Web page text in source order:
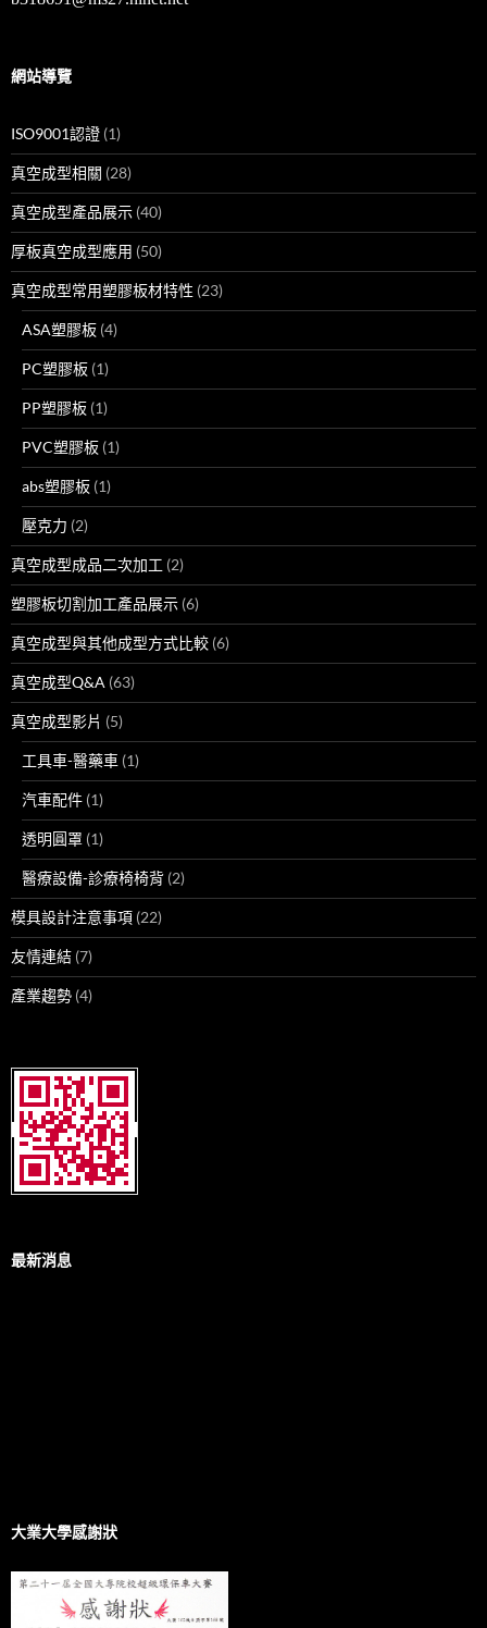
網站導覽
ISO9001認證 (1)
真空成型相關 (28)
真空成型產品展示 (40)
厚板真空成型應用 (50)
真空成型常用塑膠板材特性 (23)
ASA塑膠板 (4)
PC塑膠板 (1)
PP塑膠板 (1)
PVC塑膠板 (1)
abs塑膠板 (1)
壓克力 (2)
真空成型成品二次加工 (2)
塑膠板切割加工產品展示 (6)
真空成型與其他成型方式比較 (6)
真空成型Q&A (63)
真空成型影片 (5)
工具車-醫藥車 (1)
汽車配件 (1)
透明圓罩 (1)
醫療設備-診療椅椅背 (2)
模具設計注意事項 (22)
友情連結 (7)
產業趨勢 (4)
最新消息
大業大學感謝狀